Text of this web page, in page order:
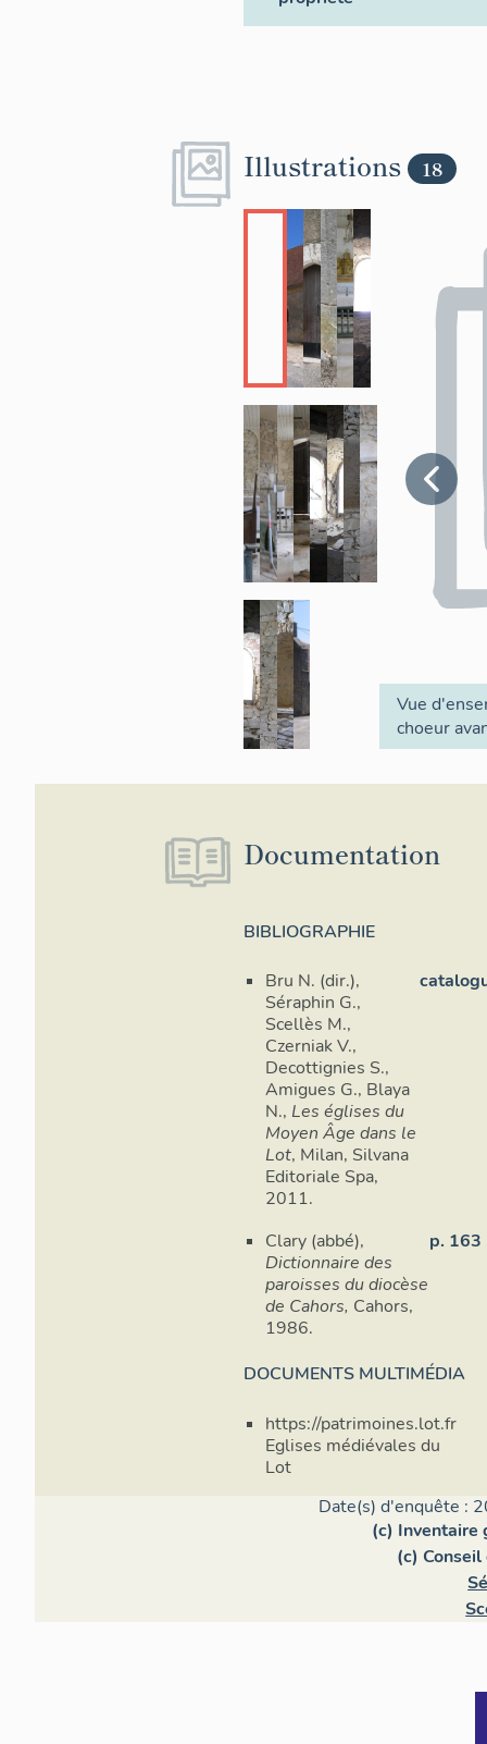
Illustrations 18
Vue
choeur
Documentation
BIBLIOGRAPHIE
Bru N. (dir.),
Séraphin G.,
Scellès M.,
Czerniak V.,
Decottignies S.,
Amigues G., Blaya
N., Les églises du
Moyen Âge dans le
Lot, Milan, Silvana
Editoriale Spa,
2011.
Clary (abbé),
Dictionnaire des
paroisses du diocèse
de Cahors, Cahors,
1986.
p. 163
DOCUMENTS MULTIMÉDIA
https://patrimoines.lot.fr
Eglises médiévales du
Lot
Date(s) d'enquête :
(c) Inventaire
(c)